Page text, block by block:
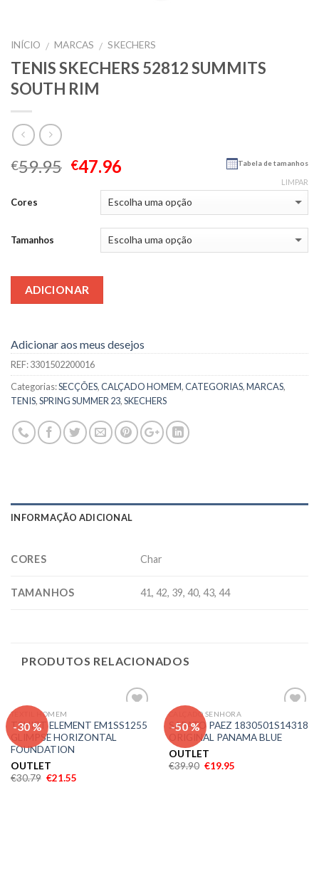
INÍCIO / MARCAS / SKECHERS
TENIS SKECHERS 52812 SUMMITS
SOUTH RIM
€59.95 €47.96 Tabela de tamanhos
Cores
Tamanhos
LIMPAR
ADICIONAR
Adicionar aos meus desejos
REF:3301502200016
Categorias:SECÇÕES,CALÇADO HOMEM,CATEGORIAS,MARCAS,
TENIS,SPRING SUMMER 23,SKECHERS
INFORMAÇÃO ADICIONAL
CORES Char
TAMANHOS 41, 42, 39, 40, 43, 44
PRODUTOS RELACIONADOS
-30 %
aos meus
desejos
TEXTIL HOMEM
TSHIRT ELEMENT EM1SS1255
GLIMPSE HORIZONTAL
FOUNDATION
OUTLET
€30.79 €21.55
-50 %
aos meus
desejos
CALÇADO SENHORA
SAPATO PAEZ 1830501S14318
ORIGINAL PANAMA BLUE
OUTLET
€39.90 €19.95